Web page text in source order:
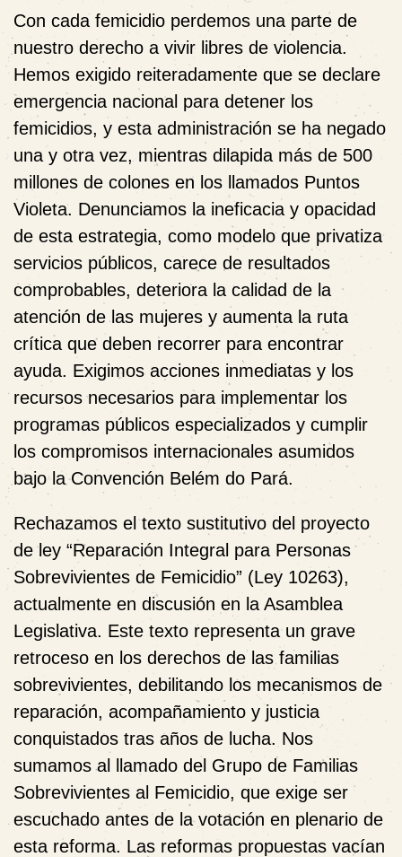
Con cada femicidio perdemos una parte de
nuestro derecho a vivir libres de violencia.
Hemos exigido reiteradamente que se declare
emergencia nacional para detener los
femicidios, y esta administración se ha negado
una y otra vez, mientras dilapida más de 500
millones de colones en los llamados Puntos
Violeta. Denunciamos la ineficacia y opacidad
de esta estrategia, como modelo que privatiza
servicios públicos, carece de resultados
comprobables, deteriora la calidad de la
atención de las mujeres y aumenta la ruta
crítica que deben recorrer para encontrar
ayuda. Exigimos acciones inmediatas y los
recursos necesarios para implementar los
programas públicos especializados y cumplir
los compromisos internacionales asumidos
bajo la Convención Belém do Pará.
Rechazamos el texto sustitutivo del proyecto
de ley “Reparación Integral para Personas
Sobrevivientes de Femicidio” (Ley 10263),
actualmente en discusión en la Asamblea
Legislativa. Este texto representa un grave
retroceso en los derechos de las familias
sobrevivientes, debilitando los mecanismos de
reparación, acompañamiento y justicia
conquistados tras años de lucha. Nos
sumamos al llamado del Grupo de Familias
Sobrevivientes al Femicidio, que exige ser
escuchado antes de la votación en plenario de
esta reforma. Las reformas propuestas vacían